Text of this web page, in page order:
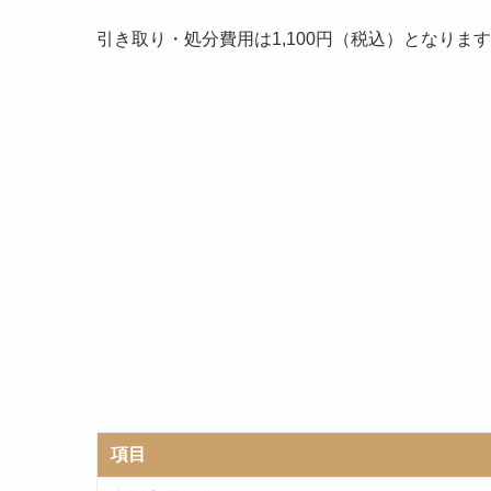
引き取り・処分費用は1,100円（税込）となります
項目